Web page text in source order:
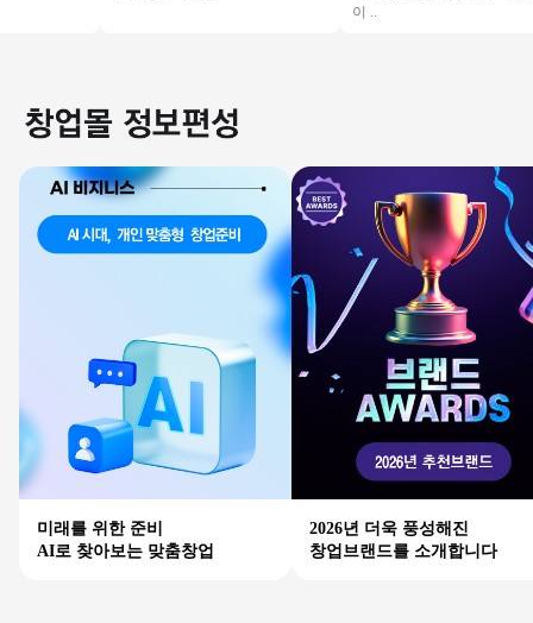
이 ..
미래를 위한 준비
AI로 찾아보는 맞춤창업
2026년 더욱 풍성해진
창업브랜드를 소개합니다